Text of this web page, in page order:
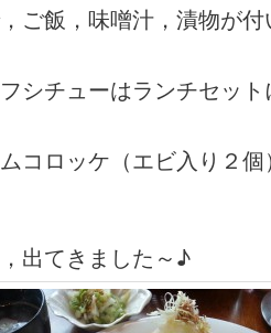
ご飯，味噌汁，漬物が
シチューはランチセッ
コロッケ（エビ入り２
出てきました～♪